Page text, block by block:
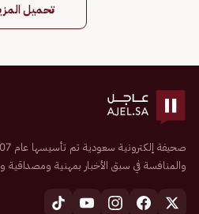
تحميل
والمنافسة في سبق الأخبار بمهنية